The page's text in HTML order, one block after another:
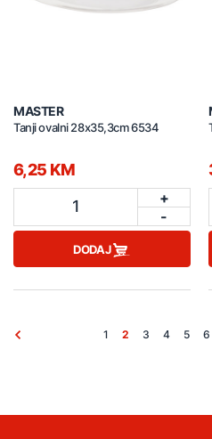
MASTER
Tanji ovalni 28x35,3cm 6534
6,25 KM
1
+
-
DODAJ
1 2 3 4 5 6